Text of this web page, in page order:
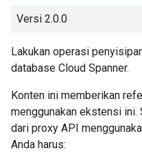
Versi 2.0.0
Lakukan operasi
database Cloud Spanner.
Konten ini memberikan
menggunakan ekstensi
dari proxy API
Anda harus: